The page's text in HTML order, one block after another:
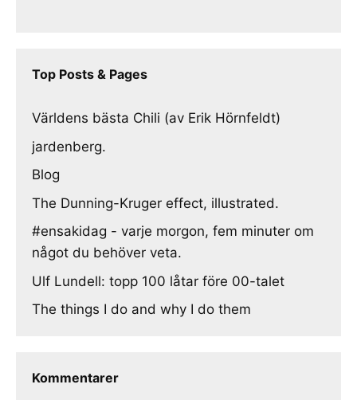
Top Posts & Pages
Världens bästa Chili (av Erik Hörnfeldt)
jardenberg.
Blog
The Dunning-Kruger effect, illustrated.
#ensakidag - varje morgon, fem minuter om
något du behöver veta.
Ulf Lundell: topp 100 låtar före 00-talet
The things I do and why I do them
Kommentarer